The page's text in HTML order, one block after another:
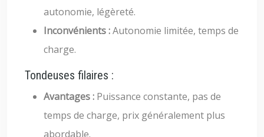
autonomie, légèreté.
Inconvénients :Autonomie limitée, temps de
charge.
Tondeuses filaires :
Avantages : Puissance constante, pas de
temps de charge, prix généralement plus
abordable.